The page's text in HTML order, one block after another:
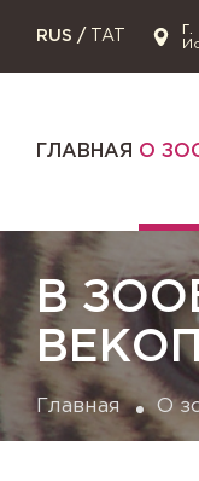
RUS / TAT г.
ГЛАВНАЯ О
В
Главная О